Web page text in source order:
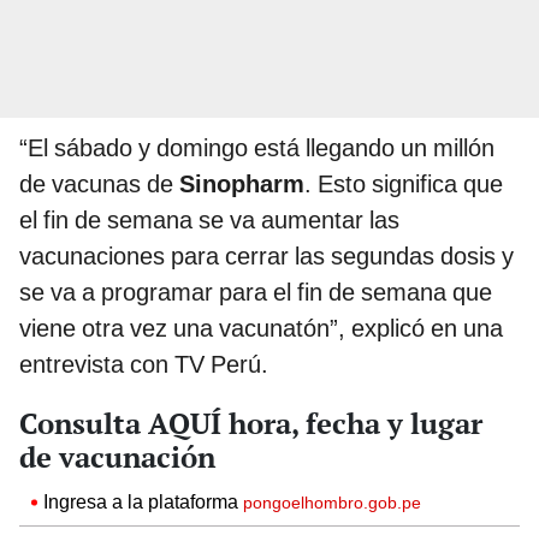
“El sábado y domingo está llegando un millón
de vacunas de Sinopharm. Esto significa que
el fin de semana se va aumentar las
vacunaciones para cerrar las segundas dosis y
se va a programar para el fin de semana que
viene otra vez una vacunatón”, explicó en una
entrevista con TV Perú.
Consulta AQUÍ hora, fecha y lugar
de vacunación
Ingresa a la plataforma pongoelhombro.gob.pe